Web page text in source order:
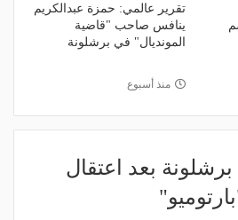
تقرير عالمي: حمزة عبدالكريم
ينافس صاحب "قاضية
المونديال" في برشلونة
منذ أسبوع
بعد اعتقال